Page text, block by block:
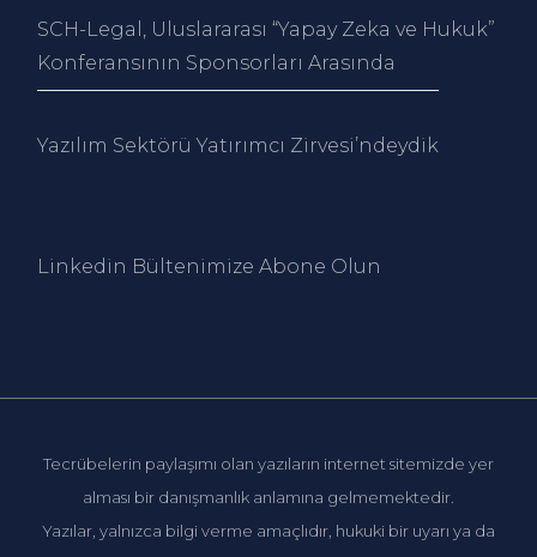
SCH-Legal, Uluslararası “Yapay Zeka ve Hukuk”
Konferansının Sponsorları Arasında
Yazılım Sektörü Yatırımcı Zirvesi’ndeydik
Linkedin Bültenimize Abone Ol un
Tecrübelerin paylaşımı olan yazıların internet sitemizde yer
alması bir danışmanlık anlamına gelmemektedir.
Yazılar, yalnızca bilgi verme amaçlıdır, hukuki bir uyarı ya da